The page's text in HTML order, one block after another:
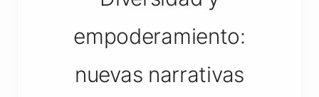
empoderamiento:
nuevas narrativas